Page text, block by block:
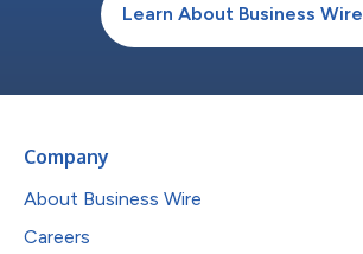
Learn About Business Wire
Company
About Business Wire
Careers